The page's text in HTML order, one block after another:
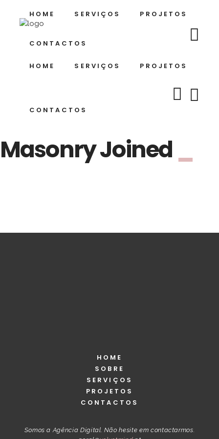
HOME SERVIÇOS PROJETOS
CONTACTOS
HOME SERVIÇOS PROJETOS
CONTACTOS
Masonry Joined _
HOME
SOBRE
SERVIÇOS
PROJETOS
CONTACTOS
Somos a Agência Digital. Não hesite em contactarmos.